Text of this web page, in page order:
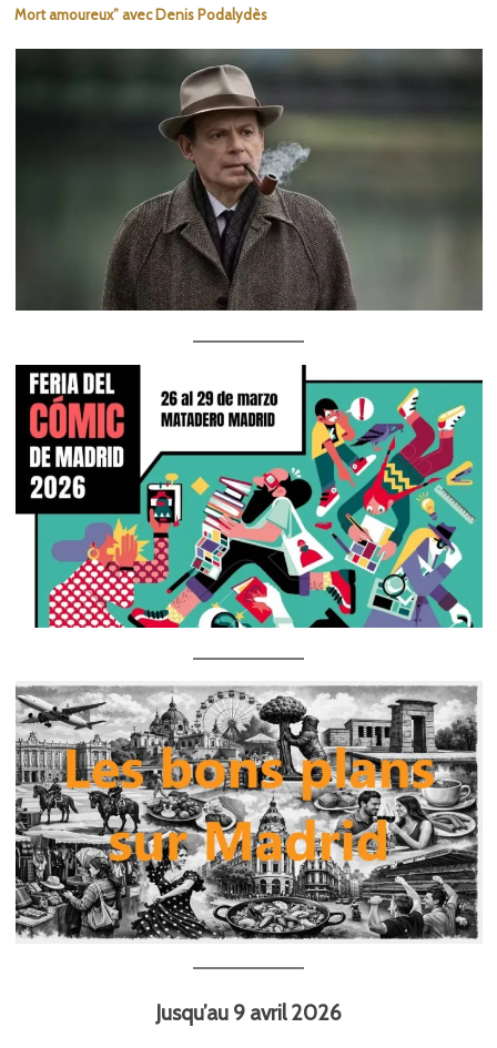
Mort amoureux” avec Denis Podalydès
Jusqu’au 9 avril 2026